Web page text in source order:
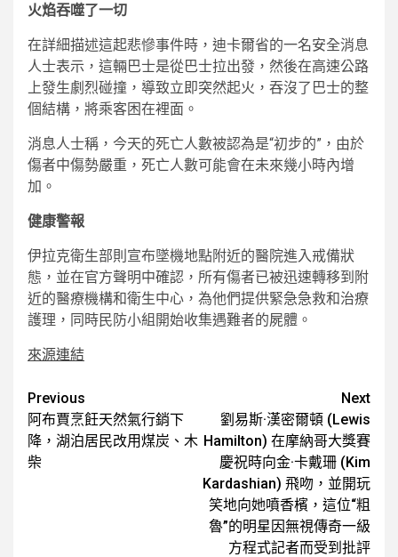
火焰吞噬了一切
在詳細描述這起悲慘事件時，迪卡爾省的一名安全消息
人士表示，這輛巴士是從巴士拉出發，然後在高速公路
上發生劇烈碰撞，導致立即突然起火，吞沒了巴士的整
個結構，將乘客困在裡面。
消息人士稱，今天的死亡人數被認為是“初步的”，由於
傷者中傷勢嚴重，死亡人數可能會在未來幾小時內增
加。
健康警報
伊拉克衛生部則宣布墜機地點附近的醫院進入戒備狀
態，並在官方聲明中確認，所有傷者已被迅速轉移到附
近的醫療機構和衛生中心，為他們提供緊急急救和治療
護理，同時民防小組開始收集遇難者的屍體。
來源連結
Post
navigation
Previous
阿布賈烹飪天然氣行銷下
降，湖泊居民改用煤炭、木
柴
Next
劉易斯·漢密爾頓 (Lewis
Hamilton) 在摩納哥大獎賽
慶祝時向金·卡戴珊 (Kim
Kardashian) 飛吻，並開玩
笑地向她噴香檳，這位“粗
魯”的明星因無視傳奇一級
方程式記者而受到批評